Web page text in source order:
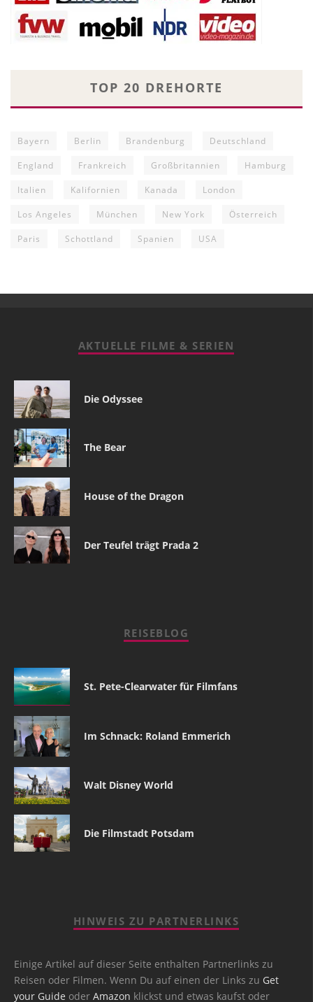
TOP 20 DREHORTE
Bayern Berlin Brandenburg Deutschland
England Frankreich Großbritannien Hamburg
Italien Kalifornien Kanada London
Los Angeles München New York Österreich
Paris Schottland Spanien USA
AKTUELLE FILME & SERIEN
Die Odyssee
The Bear
House of the Dragon
Der Teufel trägt Prada 2
REISEBLOG
St. Pete-Clearwater für Filmfans
Im Schnack: Roland Emmerich
Walt Disney World
Die Filmstadt Potsdam
HINWEIS ZU PARTNERLINKS
Einige Artikel auf dieser Seite enthalten Partnerlinks zu
Reisen oder Filmen. Wenn Du auf einen der Links zu Get
your Guide oder Amazon klickst und etwas kaufst oder